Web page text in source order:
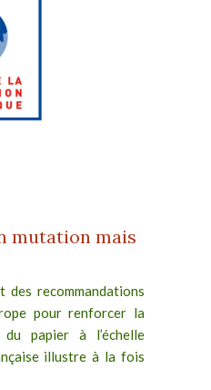
mutation mais
des recommandations
pour renforcer la
papier à l’échelle
illustre à la fois